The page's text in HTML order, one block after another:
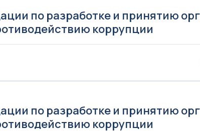
по разработке и принятию
коррупции
по разработке и принятию
коррупции